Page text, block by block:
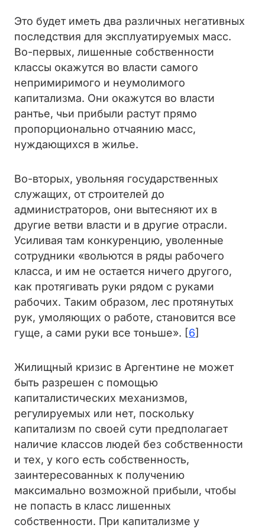
Это будет иметь два различных негативных
последствия для эксплуатируемых масс.
Во-первых, лишенные собственности
классы окажутся во власти самого
непримиримого и неумолимого
капитализма. Они окажутся во власти
рантье, чьи прибыли растут прямо
пропорционально отчаянию масс,
нуждающихся в жилье.
Во-вторых, увольняя государственных
служащих, от строителей до
администраторов, они вытесняют их в
другие ветви власти и в другие отрасли.
Усиливая там конкуренцию, уволенные
сотрудники «вольются в ряды рабочего
класса, и им не остается ничего другого,
как протягивать руки рядом с руками
рабочих. Таким образом, лес протянутых
рук, умоляющих о работе, становится все
гуще, а сами руки все тоньше». [6]
Жилищный кризис в Аргентине не может
быть разрешен с помощью
капиталистических механизмов,
регулируемых или нет, поскольку
капитализм по своей сути предполагает
наличие классов людей без собственности
и тех, у кого есть собственность,
заинтересованных к получению
максимально возможной прибыли, чтобы
не попасть в класс лишенных
собственности. При капитализме у